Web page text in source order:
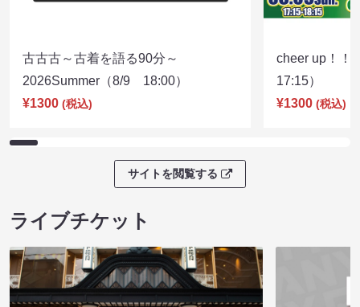
古古古～古着を語る90分～
2026Summer（8/9 18:00）
¥1300 (税込)
cheer up！
17:15）
¥1300 (税込)
サイトを閲覧する
ライブチケット